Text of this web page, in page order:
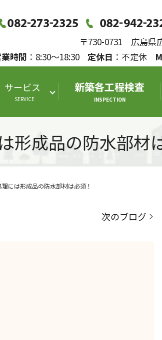
〒730-0731 広島県
時間 ：8:30～18:30 定休日 ：不定休
サービス
SERVICE
新築各工程検査
INSPECTION
形成品の防水部材
には形成品の防水部材は必須！
次のブログ